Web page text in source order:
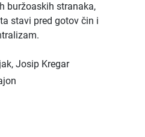
buržoaskih stranaka,
stavi pred gotov čin i
Josip Kregar